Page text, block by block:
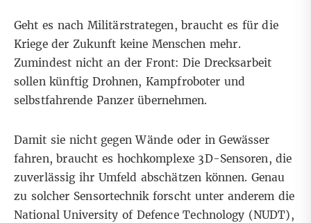
Geht es nach Militärstrategen, braucht es für die
Kriege der Zukunft keine Menschen mehr.
Zumindest nicht an der Front: Die Drecksarbeit
sollen künftig Drohnen, Kampfroboter und
selbstfahrende Panzer übernehmen.
Damit sie nicht gegen Wände oder in Gewässer
fahren, braucht es hochkomplexe 3D-Sensoren, die
zuverlässig ihr Umfeld abschätzen können. Genau
zu solcher Sensortechnik forscht unter anderem die
National University of Defence Technology (NUDT),